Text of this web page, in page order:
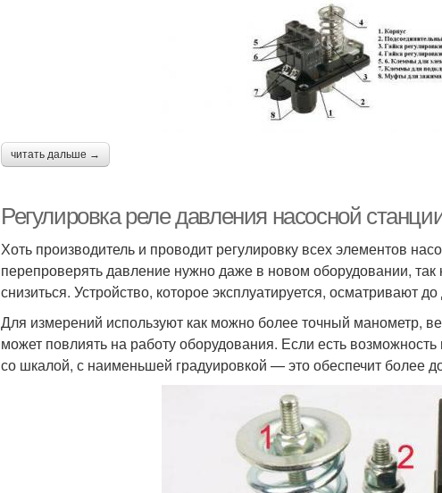
читать дальше →
Регулировка реле давления насосной
Хоть производитель и проводит регулировку всех элементов
перепроверять давление нужно даже в новом оборудовании,
снизиться. Устройство, которое эксплуатируется, осматривают до
Для измерений используют как можно более точный манометр,
может повлиять на работу оборудования. Если есть
со шкалой, с наименьшей градуировкой — это обеспечит более